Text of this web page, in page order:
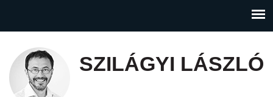
SZILÁGYI LÁSZLÓ